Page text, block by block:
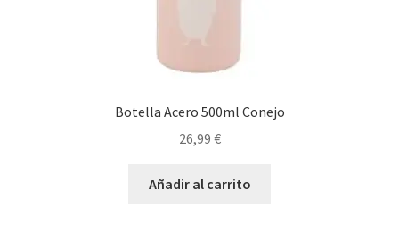
Botella Acero 500ml Conejo
26,99 €
Añadir al carrito